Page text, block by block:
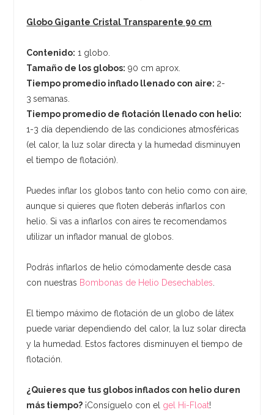
Globo Gigante Cristal Transparente 90 cm
Contenido: 1 globo.
Tamaño de los globos: 90 cm aprox.
Tiempo promedio inflado llenado con aire: 2-
3 semanas.
Tiempo promedio de flotación llenado con helio:
1-3 día dependiendo de las condiciones atmosféricas
(el calor, la luz solar directa y la humedad disminuyen
el tiempo de flotación).
Puedes inflar los globos tanto con helio como con aire,
aunque si quieres que floten deberás inflarlos con
helio. Si vas a inflarlos con aires te recomendamos
utilizar un inflador manual de globos.
Podrás inflarlos de helio cómodamente desde casa
con nuestras Bombonas de Helio Desechables
El tiempo máximo de flotación de un globo de látex
puede variar dependiendo del calor, la luz solar directa
y la humedad. Estos factores disminuyen el tiempo de
flotación.
¿Quieres que tus globos inflados con helio duren
más tiempo? ¡Consíguelo con el gel Hi-Float!